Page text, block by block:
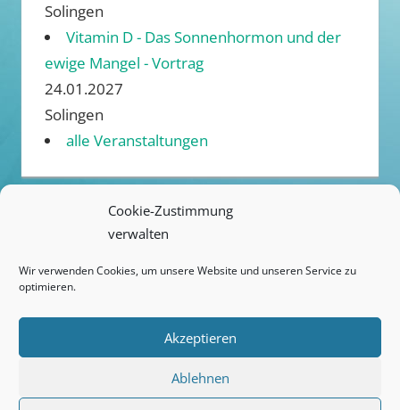
Cookie-Zustimmung
verwalten
Wir verwenden Cookies, um unsere Website und unseren Service zu
optimieren.
Akzeptieren
Ablehnen
Solingen
Vitamin D - Das Sonnenhormon und der
ewige Mangel - Vortrag
24.01.2027
Solingen
alle Veranstaltungen
ANREISE / ÜBERNACHTUNG
IMPRESSUM
DATENSCHUTZ
COOKIE-RICHTLINIE (EU)